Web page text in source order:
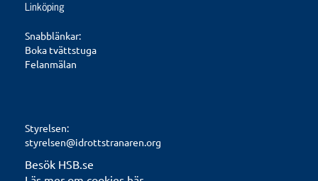
Linköping
Snabblänkar:
Boka tvättstuga
Felanmälan
Styrelsen:
styrelsen@idrottstranaren.org
Besök HSB.se